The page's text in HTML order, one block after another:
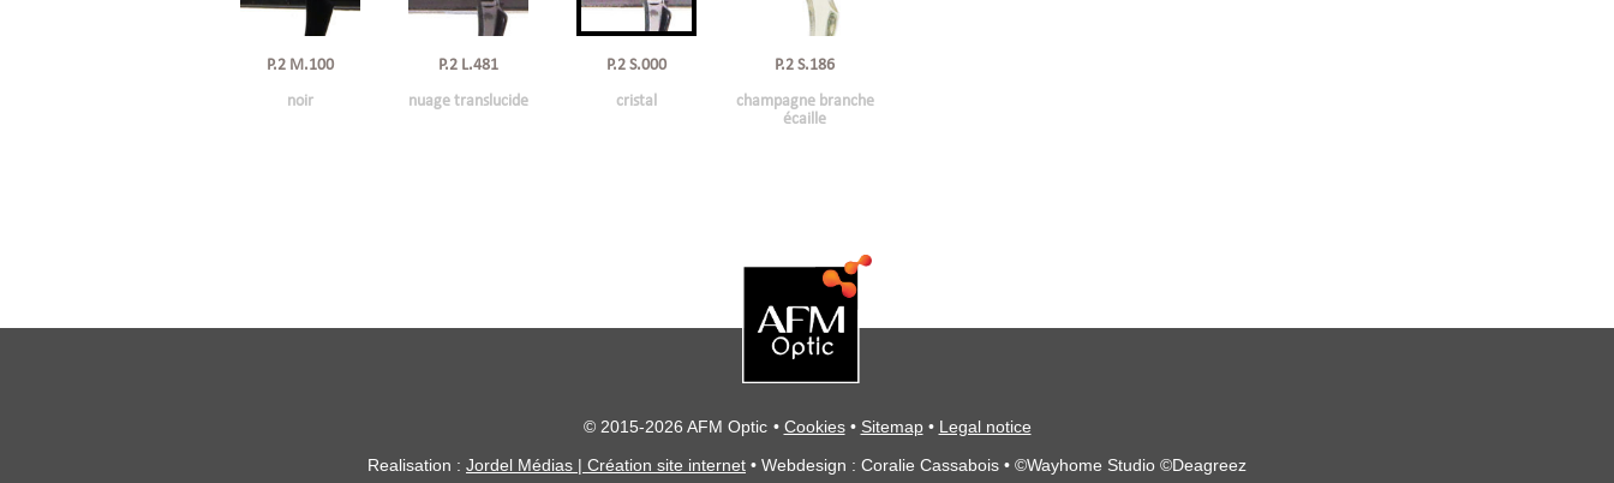
P.2 M.100
noir
P.2 L.481
nuage translucide
P.2 S.000
cristal
P.2 S.186
champagne branche
écaille
© 2015-2026 AFM Optic • Cookies• Sitemap• Legal notice
Realisation : Jordel Médias | Création site internet • Webdesign : Coralie Cassabois • ©Wayhome Studio ©Deagreez